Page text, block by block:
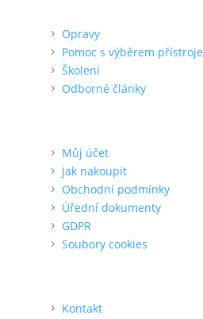
Opravy
Pomoc s výběrem přístroje
Školení
Odborné články
Můj účet
Jak nakoupit
Obchodní podmínky
Úřední dokumenty
GDPR
Soubory cookies
Kontakt